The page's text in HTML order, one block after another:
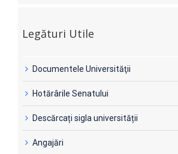
Legături Utile
Documentele Universităţii
Hotărârile Senatului
Descărcați sigla universității
Angajări